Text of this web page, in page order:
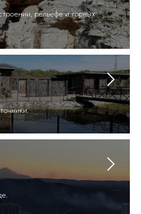
рельефе и горных